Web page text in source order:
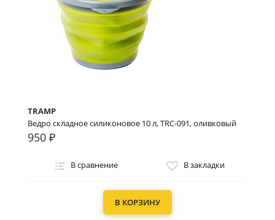
TRAMP
Ведро складное силиконовое 10 л, TRC-091, оливковый
950 ₽
В сравнение В закладки
В КОРЗИНУ